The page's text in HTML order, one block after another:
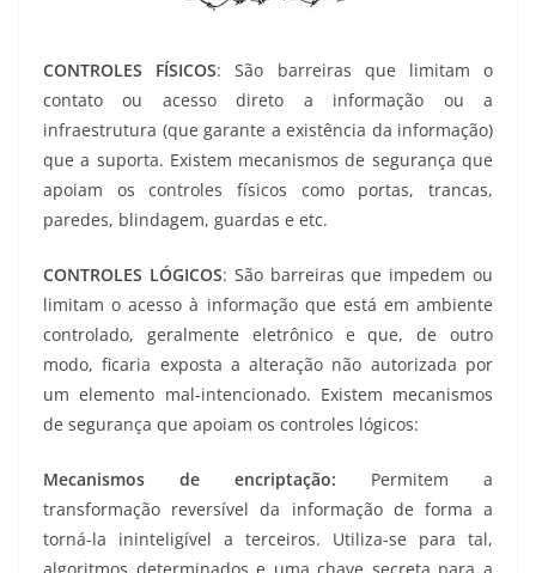
CONTROLES FÍSICOS: São barreiras que limitam o
contato ou acesso direto a informação ou a
infraestrutura (que garante a existência da informação)
que a suporta. Existem mecanismos de segurança que
apoiam os controles físicos como portas, trancas,
paredes, blindagem, guardas e etc.
CONTROLES LÓGICOS: São barreiras que impedem ou
limitam o acesso à informação que está em ambiente
controlado, geralmente eletrônico e que, de outro
modo, ficaria exposta a alteração não autorizada por
um elemento mal-intencionado. Existem mecanismos
de segurança que apoiam os controles lógicos:
Mecanismos de encriptação: Permitem a
transformação reversível da informação de forma a
torná-la ininteligível a terceiros. Utiliza-se para tal,